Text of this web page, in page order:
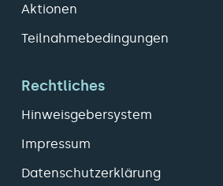
Aktionen
Teilnahmebedingungen
Rechtliches
Hinweisgebersystem
Impressum
Datenschutzerklärung